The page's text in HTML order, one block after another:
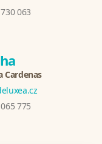
063
Cardenas
775